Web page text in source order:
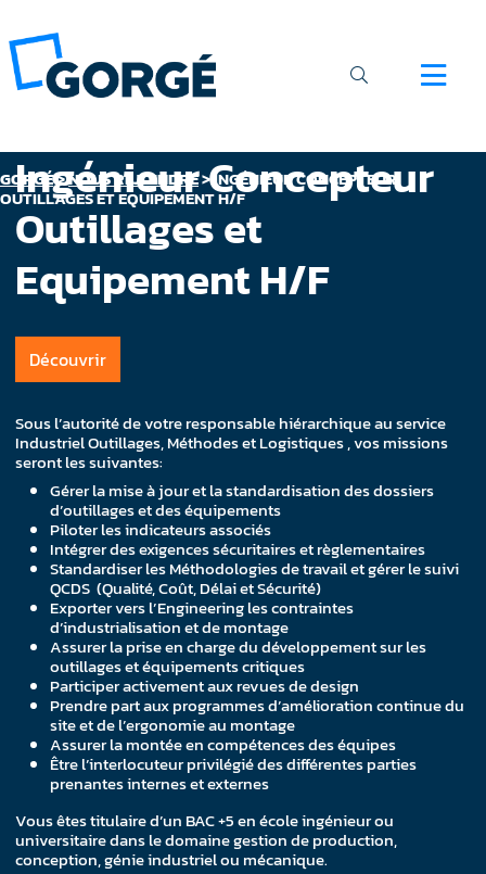
GORGÉ>NOUS REJOINDRE>INGÉNIEUR CONCEPTEUR
OUTILLAGES ET EQUIPEMENT H/F
Ingénieur Concepteur
Outillages et
Equipement H/F
Découvrir
Sous l’autorité de votre responsable hiérarchique au service
Industriel Outillages, Méthodes et Logistiques , vos missions
seront les suivantes:
Gérer la mise à jour et la standardisation des dossiers
d’outillages et des équipements
Piloter les indicateurs associés
Intégrer des exigences sécuritaires et règlementaires
Standardiser les Méthodologies de travail et gérer le suivi
QCDS (Qualité, Coût, Délai et Sécurité)
Exporter vers l’Engineering les contraintes
d’industrialisation et de montage
Assurer la prise en charge du développement sur les
outillages et équipements critiques
Participer activement aux revues de design
Prendre part aux programmes d’amélioration continue du
site et de l’ergonomie au montage
Assurer la montée en compétences des équipes
Être l’interlocuteur privilégié des différentes parties
prenantes internes et externes
Vous êtes titulaire d’un BAC +5 en école ingénieur ou
universitaire dans le domaine gestion de production,
conception, génie industriel ou mécanique.